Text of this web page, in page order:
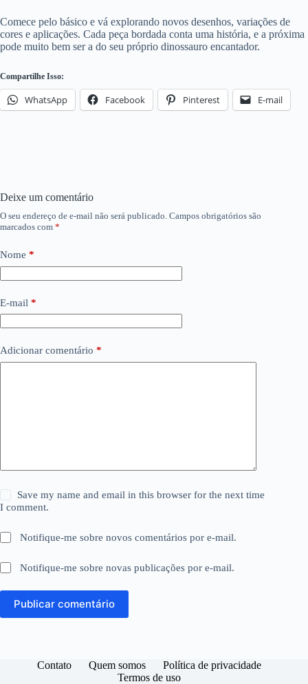
Comece pelo básico e vá explorando novos desenhos, variações de
cores e aplicações. Cada peça bordada conta uma história, e a próxima
pode muito bem ser a do seu próprio dinossauro encantador.
Compartilhe Isso:
WhatsApp Facebook Pinterest E-mail
Deixe um comentário
O seu endereço de e-mail não será publicado. Campos obrigatórios são
marcados com *
Nome *
E-mail *
Adicionar comentário *
Save my name and email in this browser for the next time
I comment.
Notifique-me sobre novos comentários por e-mail.
Notifique-me sobre novas publicações por e-mail.
Publicar comentário
Contato Quem somos
Política de privacidade
Termos de uso